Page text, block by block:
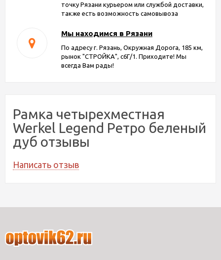
точку Рязани курьером или службой доставки,
также есть возможность самовывоза
Мы находимся в Рязани
По адресу г. Рязань, Окружная Дорога, 185 км,
рынок "СТРОЙКА", с6Г/1. Приходите! Мы
всегда Вам рады!
Рамка четырехместная
Werkel Legend Ретро беленый
дуб отзывы
Написать отзыв